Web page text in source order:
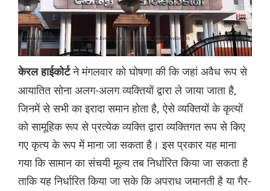
केरल हाईकोर्टने मंगलवार को घोषणा की कि जहां अवैध रूप से
आयातित सोना अलग-अलग व्यक्तियों द्वारा ले जाया जाता है,
जिनमें से सभी का इरादा समान होता है, ऐसे व्यक्तियों के कृत्यों
को सामूहिक रूप से प्रत्येक व्यक्ति द्वारा व्यक्तिगत रूप से किए
गए कृत्य के रूप में माना जा सकता है। इस प्रकार यह माना
गया कि सामान का संचयी मूल्य तब निर्धारित किया जा सकता है
ताकि यह निर्धारित किया जा सके कि अपराध जमानती है या गैर-